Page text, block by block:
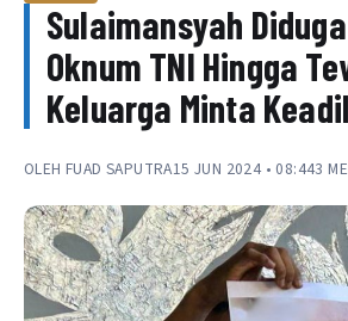
Sulaimansyah
Oknum TNI Hingga
Keluarga Minta
OLEH FUAD SAPUTRA15 JUN 2024 • 08:443